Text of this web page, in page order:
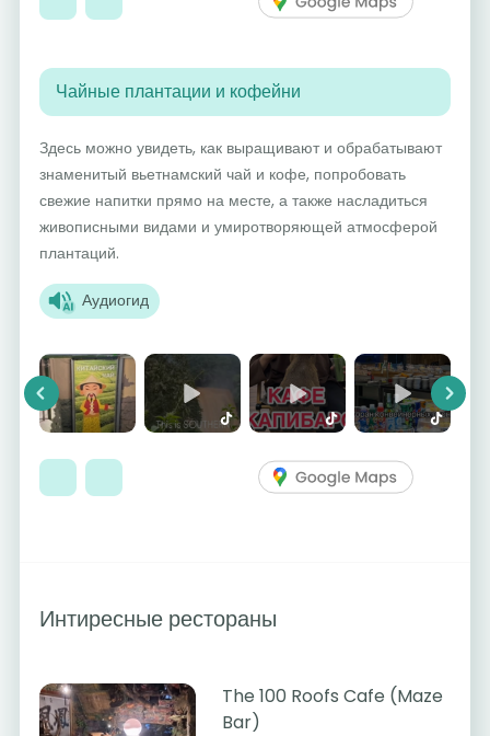
Чайные плантации и кофейни
Здесь можно увидеть, как выращивают и обрабатывают
знаменитый вьетнамский чай и кофе, попробовать
свежие напитки прямо на месте, а также насладиться
живописными видами и умиротворяющей атмосферой
плантаций.
Аудиогид
Previous Next
Интиресные рестораны
The 100 Roofs Cafe (Maze
Bar)